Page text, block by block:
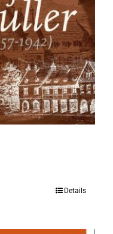
Details